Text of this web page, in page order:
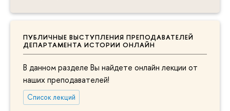
ПУБЛИЧНЫЕ ВЫСТУПЛЕНИЯ ПРЕПОДАВАТЕЛЕЙ
ДЕПАРТАМЕНТА ИСТОРИИ ОНЛАЙН
В данном разделе Вы найдете онлайн лекции от
наших преподавателей!
Список лекций